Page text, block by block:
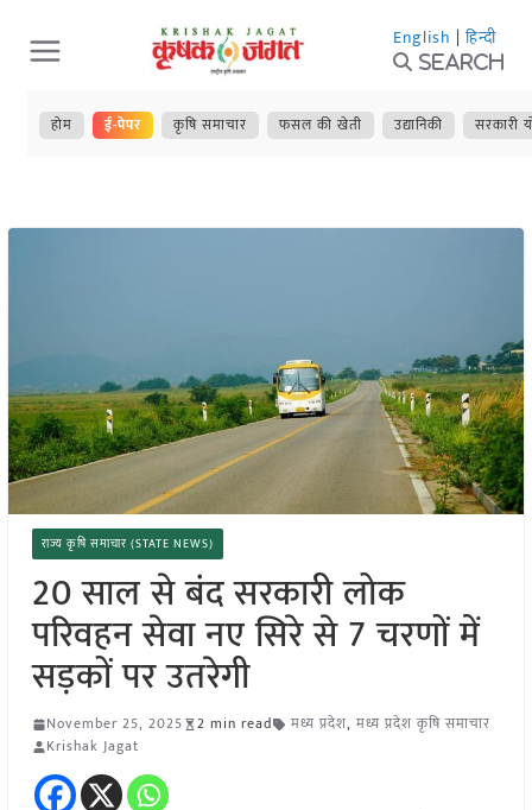
Skip
to
content
English | हिन्दी
Search
होम ई-पेपर कृषि समाचार फसल की खेती उद्यानिकी सरकारी
राज्य कृषि समाचार (STATE NEWS)
20 साल से बंद सरकारी लोक
परिवहन सेवा नए सिरे से 7 चरणों में
सड़कों पर उतरेगी
November 25, 2025 2 min read मध्य प्रदेश, मध्य प्रदेश कृषि समाचार
Krishak Jagat